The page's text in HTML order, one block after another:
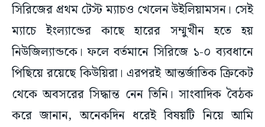
সিরিজের প্রথম টেস্ট ম্যাচও খেলেন উইলিয়ামসন। সেই
ম্যাচে ইংল্যান্ডের কাছে হারের সম্মুখীন হতে হয়
নিউজিল্যান্ডকে। ফলে বর্তমানে সিরিজে ১-০ ব্যবধানে
পিছিয়ে রয়েছে কিউয়িরা। এরপরই আন্তর্জাতিক ক্রিকেট
থেকে অবসরের সিদ্ধান্ত নেন তিনি। সাংবাদিক বৈঠক
করে জানান, অনেকদিন ধরেই বিষয়টি নিয়ে আমি